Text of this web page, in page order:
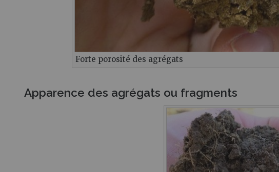
Forte porosité des agrégats
Apparence des agrégats ou fragments